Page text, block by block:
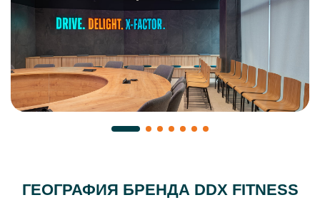
ГЕОГРАФИЯ БРЕНДА DDX FITNESS